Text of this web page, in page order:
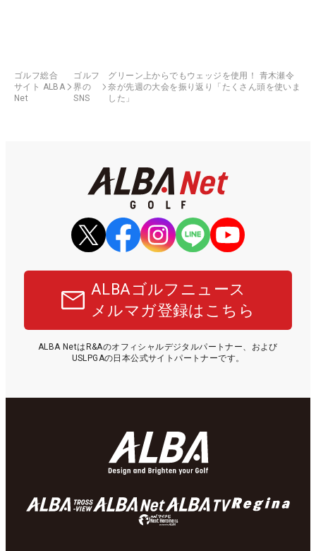
ゴルフ総合
サイト ALBA
Net
ゴルフ
界の
SNS
グリーン上からでもウェッジを使用！ 青木瀬令
奈が先週の大会を振り返り「たくさん頭を使いま
した」
ALBAゴルフニュース
メルマガ登録はこちら
ALBA NetはR&Aのオフィシャルデジタルパートナー、および
USLPGAの日本公式サイトパートナーです。